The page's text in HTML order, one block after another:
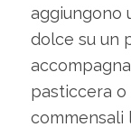
aggiungono
dolce su un
pasticcera o
commensali